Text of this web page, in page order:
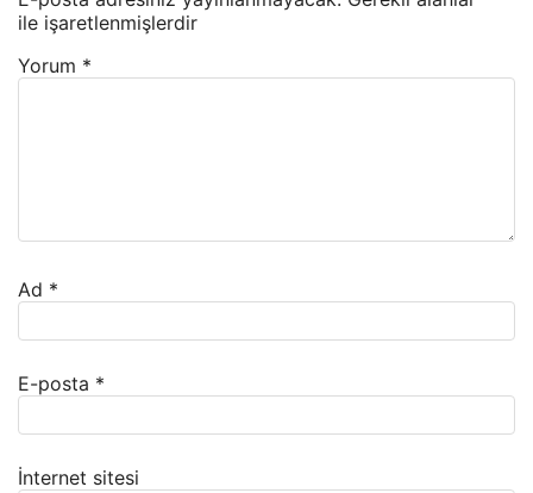
ile işaretlenmişlerdir
Yorum *
Ad *
E-posta *
İnternet sitesi